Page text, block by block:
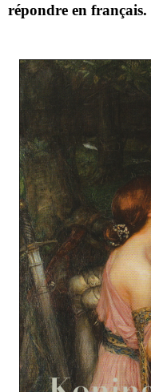
répondre en français.